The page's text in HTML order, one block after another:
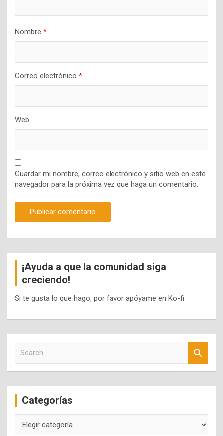
Nombre *
Correo electrónico *
Web
Guardar mi nombre, correo electrónico y sitio web en este
navegador para la próxima vez que haga un comentario.
¡Ayuda a que la comunidad siga
creciendo!
Si te gusta lo que hago, por favor apóyame en Ko-fi
c
Categorías